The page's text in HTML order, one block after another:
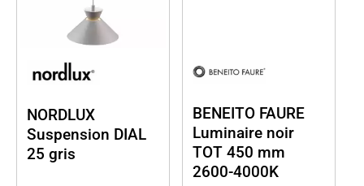
NORDLUX
Suspension DIAL
25 gris
BENEITO FAURE
Luminaire noir
TOT 450 mm
2600-4000K